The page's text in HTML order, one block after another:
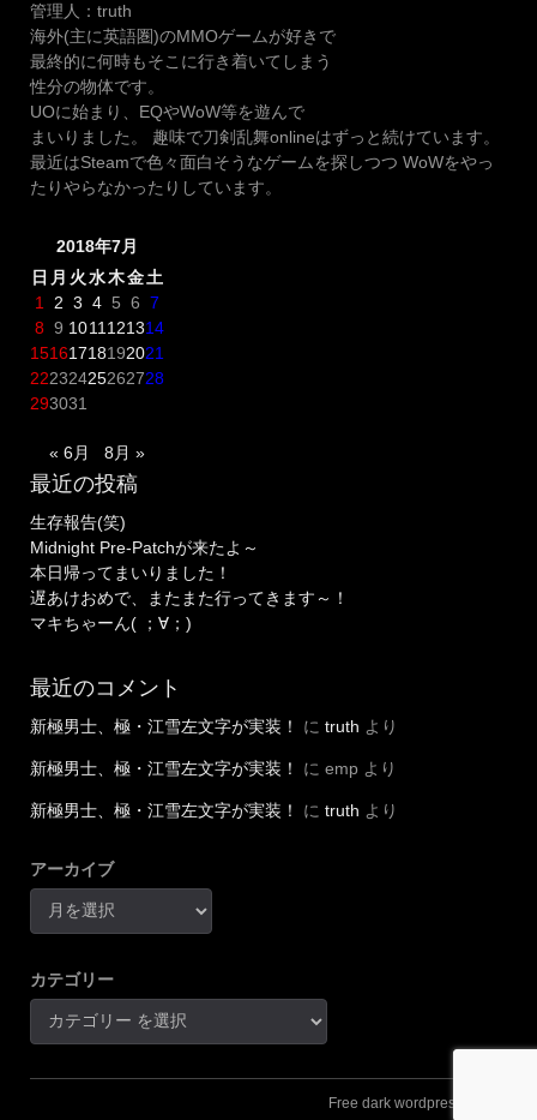
管理人：truth
海外(主に英語圏)のMMOゲームが好きで
最終的に何時もそこに行き着いてしまう
性分の物体です。
UOに始まり、EQやWoW等を遊んで
まいりました。 趣味で刀剣乱舞onlineはずっと続けています。
最近はSteamで色々面白そうなゲームを探しつつ WoWをやっ
たりやらなかったりしています。
2018年7月
日 月 火水木金土
1
2 3 4 5 6 7
8 9 1011 121314
15161718192021
22232425262728
293031
« 6月 8月 »
最近の投稿
生存報告(笑)
Midnight Pre-Patchが来たよ～
本日帰ってまいりました！
遅あけおめで、またまた行ってきます～！
マキちゃーん( ；∀；)
最近のコメント
新極男士、極・江雪左文字が実装！ に truth より
新極男士、極・江雪左文字が実装！ に emp より
新極男士、極・江雪左文字が実装！ に truth より
アーカイブ
カテゴリー
Free dark wordpress theme